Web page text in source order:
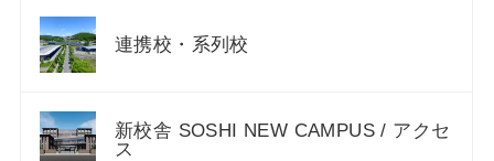
連携校・系列校
新校舎 SOSHI NEW CAMPUS / アクセ
ス